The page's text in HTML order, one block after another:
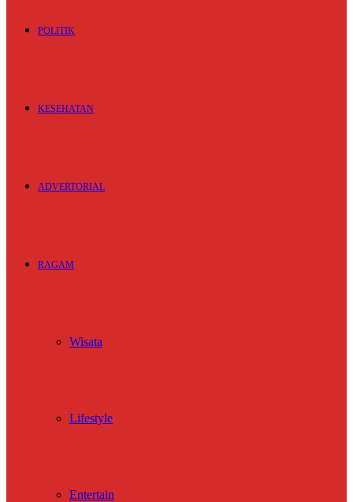
POLITIK
KESEHATAN
ADVERTORIAL
RAGAM
Wisata
Lifestyle
Entertain